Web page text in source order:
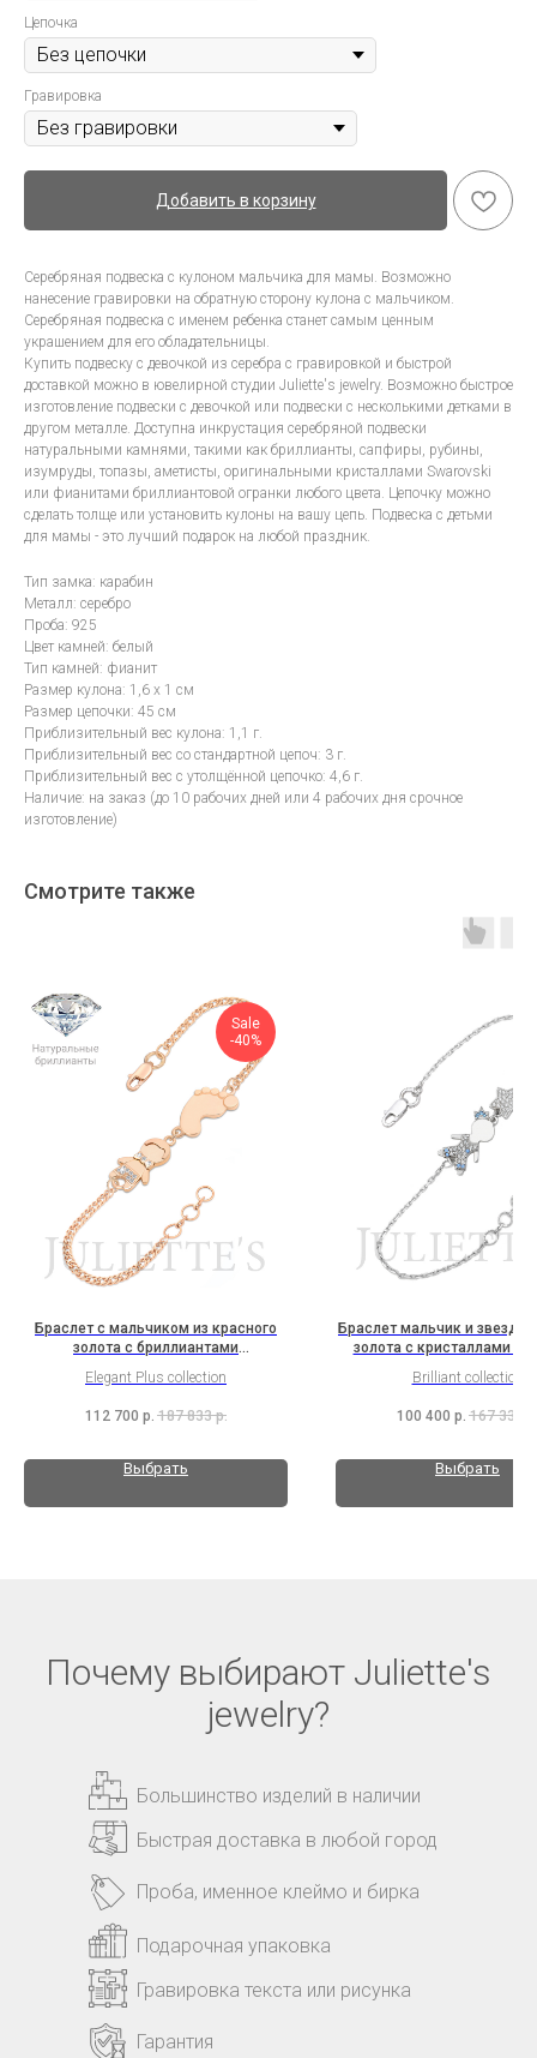
Цепочка
Гравировка
Добавить в корзину
Серебряная подвеска с кулоном мальчика для мамы. Возможно
нанесение гравировки на обратную сторону кулона с мальчиком.
Серебряная подвеска с именем ребенка станет самым ценным
украшением для его обладательницы.
Купить подвеску с девочкой из серебра с гравировкой и быстрой
доставкой можно в ювелирной студии Juliette's jewelry. Возможно быстрое
изготовление подвески с девочкой или подвески с несколькими детками в
другом металле. Доступна инкрустация серебряной подвески
натуральными камнями, такими как бриллианты, сапфиры, рубины,
изумруды, топазы, аметисты, оригинальными кристаллами Swarovski
или фианитами бриллиантовой огранки любого цвета. Цепочку можно
сделать толще или установить кулоны на вашу цепь. Подвеска с детьми
для мамы - это лучший подарок на любой праздник.
Тип замка: карабин
Металл: серебро
Проба: 925
Цвет камней: белый
Тип камней: фианит
Размер кулона: 1,6 х 1 см
Размер цепочки: 45 см
Приблизительный вес кулона: 1,1 г.
Приблизительный вес со стандартной цепоч: 3 г.
Приблизительный вес с утолщённой цепочко: 4,6 г.
Наличие: на заказ (до 10 рабочих дней или 4 рабочих дня срочное
изготовление)
Смотрите также
Sale
-40%
Браслет с мальчиком из красного
золота с бриллиантами
(2Hl1B10K2Rh1b)
Elegant Plus collection
112 700 р. 187 833 р.
Выбрать
Браслет мальчик и звезда
золота с кристаллами
(3S1B1K2Sw9)
Brilliant collection
100 400 р. 167 333
Выбрать
Почему выбирают Juliette's
jewelry?
Большинство изделий в наличии
Быстрая доставка в любой город
Подарочная упаковка
Гравировка текста или рисунка
Проба, именное клеймо и бирка
Гарантия